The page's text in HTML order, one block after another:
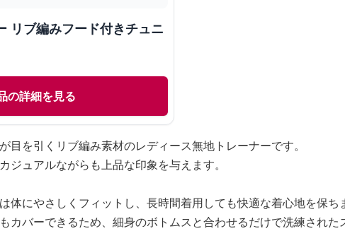
リブ編みフード付きチュニ
の詳細を見る
目を引くリブ編み素材のレディース無地トレーナーです。
ジュアルながらも上品な印象を与えます。
体にやさしくフィットし、長時間着用しても快適な着心地を保ち
カバーできるため、細身のボトムスと合わせるだけで洗練され